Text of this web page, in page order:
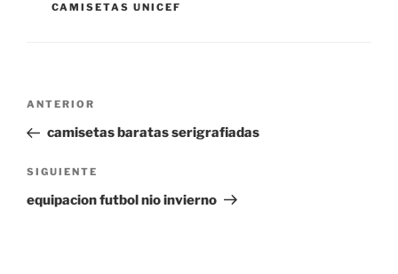
CAMISETAS UNICEF
Navegación
entradas
Entrada
anterior:
ANTERIOR
camisetas baratas serigrafiadas
Siguiente
entrada
SIGUIENTE
equipacion futbol nio invierno